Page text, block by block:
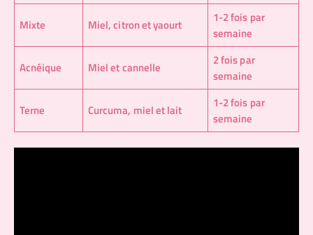
Mixte Miel, citron et yaourt
1-2 fois par
semaine
Acnéique Miel et cannelle
2 fois par
semaine
Terne Curcuma, miel et lait
1-2 fois par
semaine